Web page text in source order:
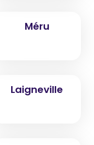
Méru
Laigneville